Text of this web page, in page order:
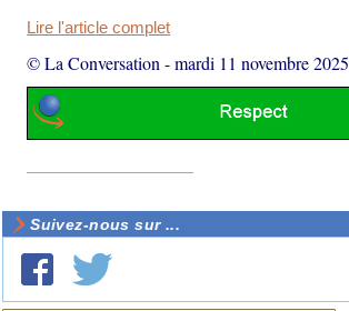
Lire l'article complet
© La Conversation -mardi 11 novembre 2025
Suivez-nous sur ...